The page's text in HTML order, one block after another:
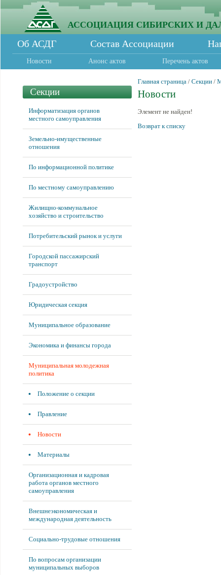
АССОЦИАЦИЯ СИБИРСКИХ И
Об АСДГ Состав Ассоциации
Новости Анонс актов Перечень актов
Секции
Информатизация органов
местного самоуправления
Земельно-имущественные
отношения
По информационной политике
По местному самоуправлению
Жилищно-коммунальное
хозяйство и строительство
Потребительский рынок и услуги
Городской пассажирский
транспорт
Градоустройство
Юридическая секция
Муниципальное образование
Экономика и финансы города
Муниципальная молодежная
политика
Положение о секции
Правление
Новости
Материалы
Организационная и кадровая
работа органов местного
самоуправления
Внешнеэкономическая и
международная деятельность
Социально-трудовые отношения
По вопросам организации
муниципальных выборов
Главная страница / Секции /
Новости
Элемент не найден!
Возврат к списку